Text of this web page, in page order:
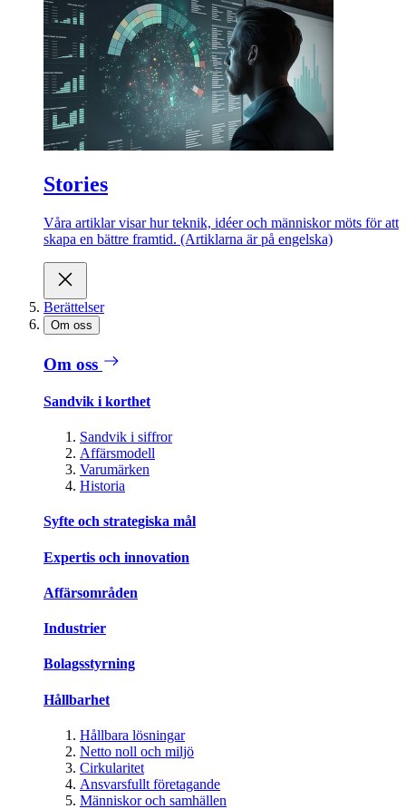
Stories
Våra artiklar visar hur teknik, idéer och människor möts för att
skapa en bättre framtid. (Artiklarna är på engelska)
Berättelser
Om oss
Om oss
Sandvik i korthet
Sandvik i siffror
Affärsmodell
Varumärken
Historia
Syfte och strategiska mål
Expertis och innovation
Affärsområden
Industrier
Bolagsstyrning
Hållbarhet
Hållbara lösningar
Netto noll och miljö
Cirkularitet
Ansvarsfullt företagande
Människor och samhällen